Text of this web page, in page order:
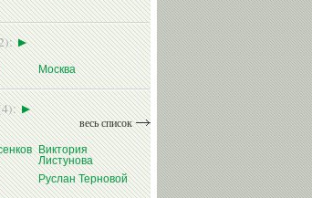
Москва
весь список
Виктория
Листунова
Руслан Терновой